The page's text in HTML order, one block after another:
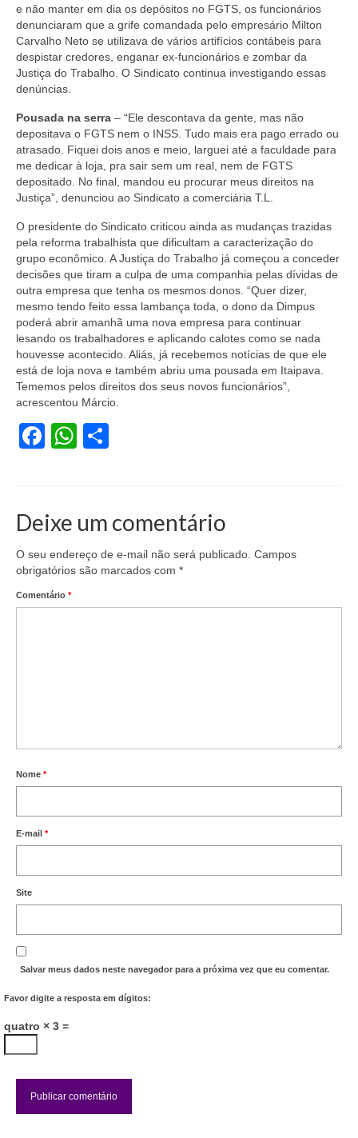
FIQUE POR DENTRO
Notícias
Vídeos
Publicações
Editais
Links Úteis
EMPRESAS
Boletos
Seja um conveniado
COMUNICAÇÃO
PESQUISA 6×1
e não manter em dia os depósitos no FGTS, os funcionários
denunciaram que a grife comandada pelo empresário Milton
Carvalho Neto se utilizava de vários artifícios contábeis para
despistar credores, enganar ex-funcionários e zombar da
Justiça do Trabalho. O Sindicato continua investigando essas
denúncias.
Pousada na serra – “Ele descontava da gente, mas não
depositava o FGTS nem o INSS. Tudo mais era pago errado ou
atrasado. Fiquei dois anos e meio, larguei até a faculdade para
me dedicar à loja, pra sair sem um real, nem de FGTS
depositado. No final, mandou eu procurar meus direitos na
Justiça”, denunciou ao Sindicato a comerciária T.L.
O presidente do Sindicato criticou ainda as mudanças trazidas
pela reforma trabalhista que dificultam a caracterização do
grupo econômico. A Justiça do Trabalho já começou a conceder
decisões que tiram a culpa de uma companhia pelas dívidas de
outra empresa que tenha os mesmos donos. “Quer dizer,
mesmo tendo feito essa lambança toda, o dono da Dimpus
poderá abrir amanhã uma nova empresa para continuar
lesando os trabalhadores e aplicando calotes como se nada
houvesse acontecido. Aliás, já recebemos notícias de que ele
está de loja nova e também abriu uma pousada em Itaipava.
Tememos pelos direitos dos seus novos funcionários”,
acrescentou Márcio.
Facebook
WhatsApp
Deixe um comentário
O seu endereço de e-mail não será publicado. Campos
obrigatórios são marcados com *
Comentário *
Nome *
E-mail *
Site
Salvar meus dados neste navegador para a próxima vez que eu comentar.
Favor digite a resposta em dígitos:
quatro × 3 =